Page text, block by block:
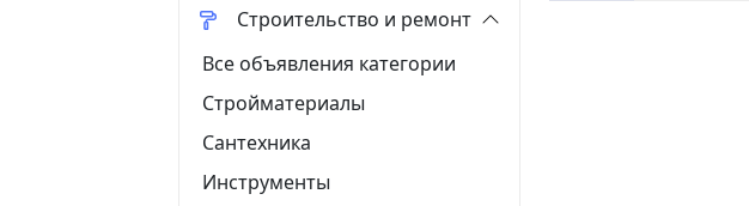
Строительство и ремонт
Все объявления категории
Стройматериалы
Сантехника
Инструменты